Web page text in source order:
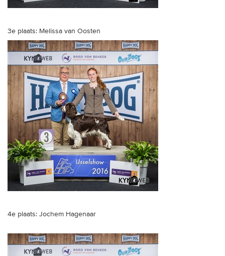
3e plaats: Melissa van Oosten
4e plaats: Jochem Hagenaar